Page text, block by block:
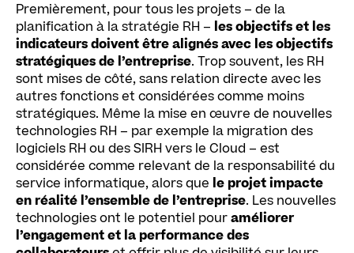
Premièrement, pour tous les projets – de la
planification à la stratégie RH – les objectifs et les
indicateurs doivent être alignés avec les objectifs
stratégiques de l’entreprise. Trop souvent, les RH
sont mises de côté, sans relation directe avec les
autres fonctions et considérées comme moins
stratégiques. Même la mise en œuvre de nouvelles
technologies RH – par exemple la migration des
logiciels RH ou des SIRH vers le Cloud – est
considérée comme relevant de la responsabilité du
service informatique, alors que le projet impacte
en réalité l’ensemble de l’entreprise. Les nouvelles
technologies ont le potentiel pouraméliorer
l’engagement et la performance des